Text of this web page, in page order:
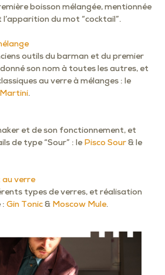
boisson mélangée, mentionnée
du mot “cocktail”.
outils du barman et du premier
donné son nom à toutes les autres, et
au verre à mélanges : le
.
et de son fonctionnement, et
de type “Sour” : le Pisco Sour & le
verre
types de verres, et réalisation
: Gin Tonic & Moscow Mule.